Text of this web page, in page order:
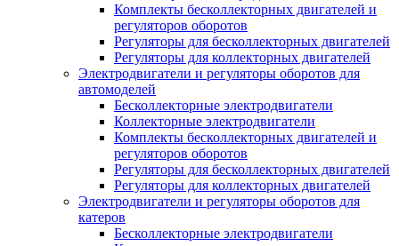
Комплекты бесколлекторных двигателей и
регуляторов оборотов
Регуляторы для бесколлекторных двигателей
Регуляторы для коллекторных двигателей
Электродвигатели и регуляторы оборотов для
автомоделей
Бесколлекторные электродвигатели
Коллекторные электродвигатели
Комплекты бесколлекторных двигателей и
регуляторов оборотов
Регуляторы для бесколлекторных двигателей
Регуляторы для коллекторных двигателей
Электродвигатели и регуляторы оборотов для
катеров
Бесколлекторные электродвигатели